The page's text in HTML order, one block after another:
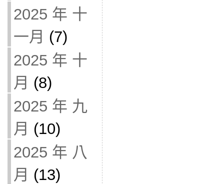
2025 年 十
一月 (7)
2025 年 十
月 (8)
2025 年 九
月 (10)
2025 年 八
月 (13)